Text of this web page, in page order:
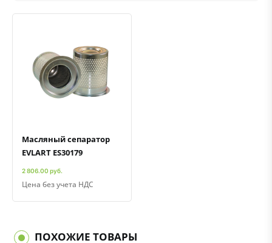
Быстрый просмотрДобавить к сравнению
Добавить в избранное
Масляный сепаратор
EVLART ES30179
2 806.00 руб.
Цена без учета НДС
ПОХОЖИЕ ТОВАРЫ